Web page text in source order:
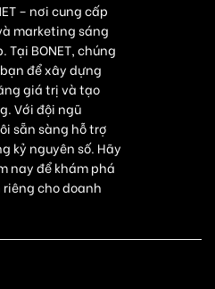
– nơi cung cấp
marketing sáng
BONET, chúng
để xây dựng
giá trị và tạo
Với đội ngũ
sẵn sàng hỗ trợ
kỷ nguyên số. Hãy
nay để khám phá
cho doanh